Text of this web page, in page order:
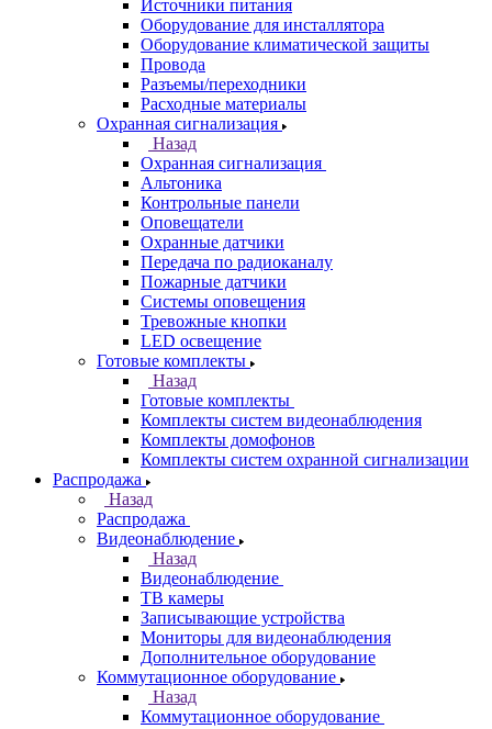
Источники питания
Оборудование для инсталлятора
Оборудование климатической защиты
Провода
Разъемы/переходники
Расходные материалы
Охранная сигнализация
Назад
Охранная сигнализация
Альтоника
Контрольные панели
Оповещатели
Охранные датчики
Передача по радиоканалу
Пожарные датчики
Системы оповещения
Тревожные кнопки
LED освещение
Готовые комплекты
Назад
Готовые комплекты
Комплекты систем видеонаблюдения
Комплекты домофонов
Комплекты систем охранной сигнализации
Распродажа
Назад
Распродажа
Видеонаблюдение
Назад
Видеонаблюдение
ТВ камеры
Записывающие устройства
Мониторы для видеонаблюдения
Дополнительное оборудование
Коммутационное оборудование
Назад
Коммутационное оборудование